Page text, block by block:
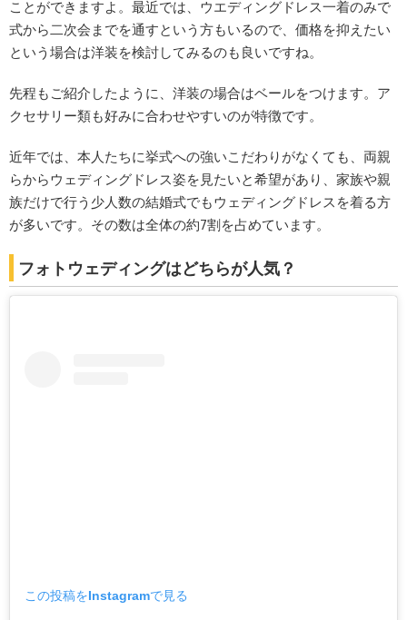
ことができますよ。最近では、ウエディングドレス一着のみで
式から二次会までを通すという方もいるので、価格を抑えたい
という場合は洋装を検討してみるのも良いですね。
先程もご紹介したように、洋装の場合はベールをつけます。ア
クセサリー類も好みに合わせやすいのが特徴です。
近年では、本人たちに挙式への強いこだわりがなくても、両親
らからウェディングドレス姿を見たいと希望があり、家族や親
族だけで行う少人数の結婚式でもウェディングドレスを着る方
が多いです。その数は全体の約7割を占めています。
フォトウェディングはどちらが人気？
この投稿をInstagramで見る